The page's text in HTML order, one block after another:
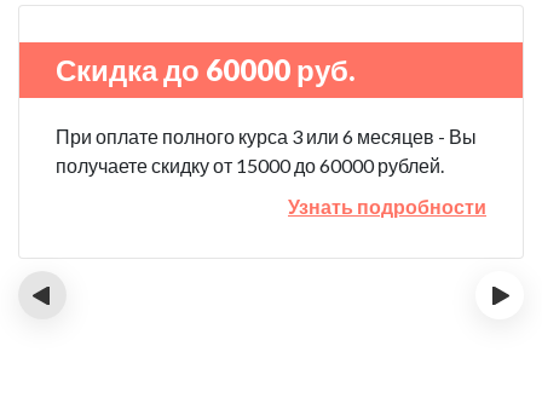
Скидка до 60000 руб.
При оплате полного курса 3 или 6 месяцев - Вы
получаете скидку от 15000 до 60000 рублей.
Узнать подробности
‹ ›